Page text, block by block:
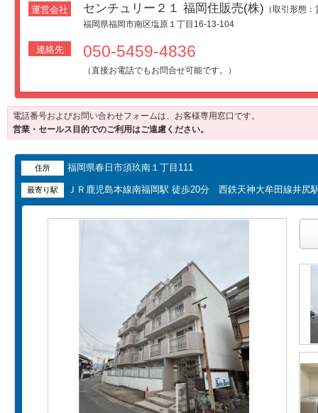
運営会社 センチュリー２１ 福岡住販売(株) （取引形
福岡県福岡市南区塩原１丁目16-13-104
連絡先 050-5459-4836
（直接お電話でもお問合せ可能です。）
電話番号およびお問い合わせフォームは、お客様専用窓口です。
営業・セールス目的でのご利用はご遠慮ください。
住所 福岡県春日市須玖南１丁目111
最寄り駅 ＪＲ鹿児島本線南福岡駅 徒歩20分 西鉄天神大牟田線井